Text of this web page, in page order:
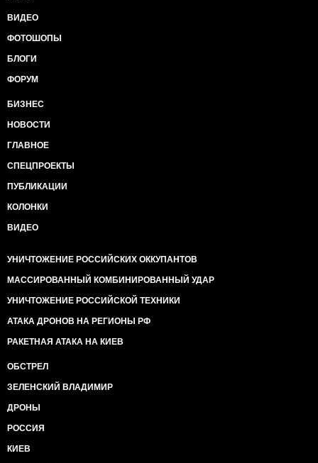
ВИДЕО
ФОТОШОПЫ
БЛОГИ
ФОРУМ
БИЗНЕС
НОВОСТИ
ГЛАВНОЕ
СПЕЦПРОЕКТЫ
ПУБЛИКАЦИИ
КОЛОНКИ
ВИДЕО
УНИЧТОЖЕНИЕ РОССИЙСКИХ ОККУПАНТОВ
МАССИРОВАННЫЙ КОМБИНИРОВАННЫЙ УДАР
УНИЧТОЖЕНИЕ РОССИЙСКОЙ ТЕХНИКИ
АТАКА ДРОНОВ НА РЕГИОНЫ РФ
РАКЕТНАЯ АТАКА НА КИЕВ
ОБСТРЕЛ
ЗЕЛЕНСКИЙ ВЛАДИМИР
ДРОНЫ
РОССИЯ
КИЕВ